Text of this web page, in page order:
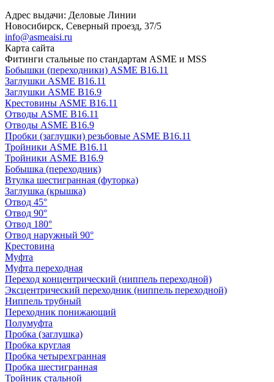
Адрес выдачи: Деловые Линии
Новосибирск, Северный проезд, 37/5
info@asmeaisi.ru
Карта сайта
Фитинги стальные по стандартам ASME и MSS
Бобышки (переходники) ASME B16.11
Заглушки ASME B16.11
Заглушки ASME B16.9
Крестовины ASME B16.11
Отводы ASME B16.11
Отводы ASME B16.9
Пробки (заглушки) резьбовые ASME B16.11
Тройники ASME B16.11
Тройники ASME B16.9
Бобышка (переходник)
Втулка шестигранная (футорка)
Заглушка (крышка)
Отвод 45°
Отвод 90°
Отвод 180°
Отвод наружный 90°
Крестовина
Муфта
Муфта переходная
Переход концентрический (ниппель переходной)
Эксцентрический переходник (ниппель переходной)
Ниппель трубный
Переходник понижающий
Полумуфта
Пробка (заглушка)
Пробка круглая
Пробка четырехгранная
Пробка шестигранная
Тройник стальной